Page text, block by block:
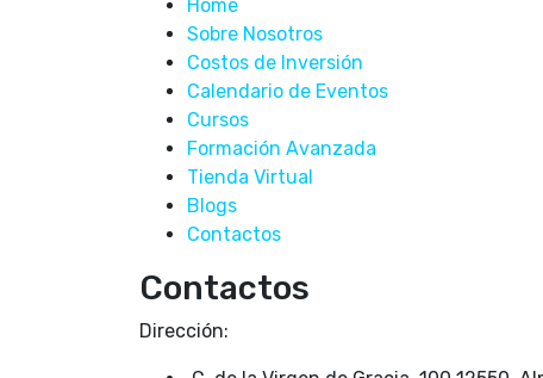
Home
Sobre Nosotros
Costos de Inversión
Calendario de Eventos
Cursos
Formación Avanzada
Tienda Virtual
Blogs
Contactos
Contactos
Dirección: